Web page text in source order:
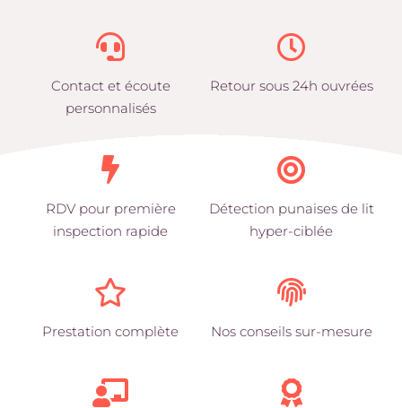
Contact et écoute
personnalisés
Retour sous 24h ouvrées
RDV pour première
inspection rapide
Détection punaises de lit
hyper-ciblée
Prestation complète Nos conseils sur-mesure